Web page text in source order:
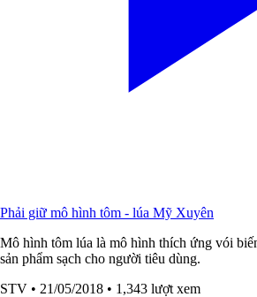
Phải giữ mô hình tôm - lúa Mỹ Xuyên
Mô hình tôm lúa là mô hình thích ứng vói
sản phẩm sạch cho người tiêu dùng.
STV • 21/05/2018 • 1,343 lượt xem